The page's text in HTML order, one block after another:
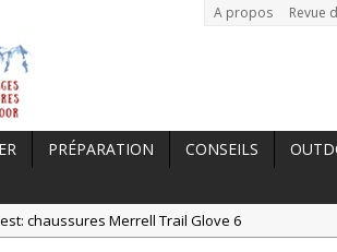
A propos Revue
PRÉPARATION CONSEILS
chaussures Merrell Trail Glove 6